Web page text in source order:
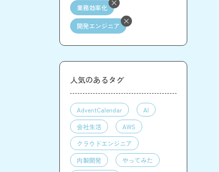
業務効率化
開発エンジニア
人気のあるタグ
AdventCalendar
AI
会社生活
AWS
クラウドエンジニア
内製開発
やってみた